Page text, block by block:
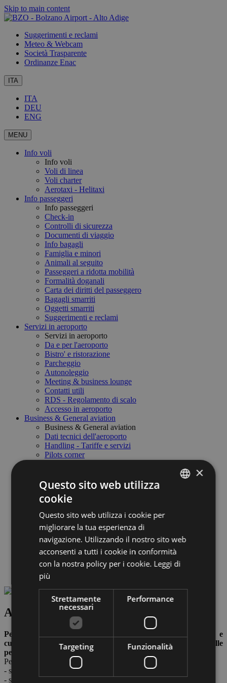
Skip to main content
Suggerimenti e reclami
Meteo & Webcam
Società Trasparente
Ordinanze Enac
ITA
ITA
DEU
ENG
MENU
Info voli
Info voli
Voli di linea
Voli charter
Aerotaxi - Helitaxi
Info passeggeri
Info passeggeri
Check-in
Controlli di sicurezza
Documenti di viaggio
Info bagagli
Famiglia e minori
Animali al seguito
Passeggeri a ridotta mobilità
Formalità doganali
Carta dei diritti del passeggero
Bagagli smarriti
Oggetti smarriti
Suggerimenti e reclami
Servizi in aeroporto
Servizi in aeroporto
Da e per l'aeroporto
Bistro' e ristorazione
Parcheggio
Autonoleggio
Meeting & business lounge
Contatti utili
RDS - Regolamento di scalo
Accesso in aeroporto
Business & General aviation
Business & General aviation
Dati tecnici dell'aeroporto
Handling - Tariffe e servizi
Pilots corner
Formalità doganali
Società di gestione
Società di gestione
Organo amministrativo
Lavora con noi
Business & fornitori
Link utili & partner
Safety Management System
Società Trasparente
Meteo & Webcam
Accesso all’aeroporto
Per quanto l’ambiente di un aeroporto susciti interesse e
curiosità, le aree interdette al pubblico sono accessibili solo alle
persone autorizzate.
Per persone autorizzate si intendono:
- soggetti dotati di TIA (Tesserino di Ingresso in Aeroporto).
- soggetti dotati di pass per i visitatori “Visitor”.
GERMAN
×
Questo sito web utilizza
cookie
Questo sito web utilizza i cookie per
migliorare la tua esperienza di
navigazione. Utilizzando il nostro sito web
acconsenti a tutti i cookie in conformità
con la nostra policy per i cookie. Leggi di
più
Strettamente
necessari
Performance
Targeting Funzionalità